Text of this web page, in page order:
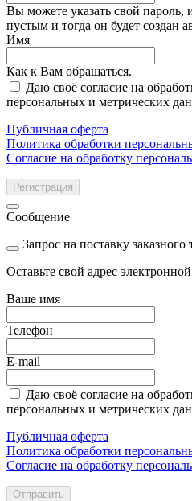
Вы можете указать свой пароль,
пустым и тогда он будет создан
Имя
Как к Вам обращаться.
Даю своё согласие на
персональных и метрических
Публичная оферта
Политика обработки
Согласие на обработку
Регистрация
Сообщение
Запрос на поставку заказного
Оставьте свой адрес
Ваше имя
Телефон
E-mail
Даю своё согласие на
персональных и метрических
Публичная оферта
Политика обработки
Согласие на обработку
Отправить